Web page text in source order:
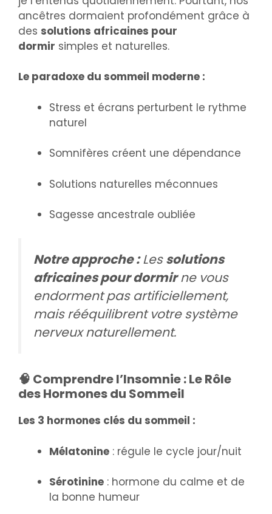
ancêtres dormaient profondément grâce à
des solutions africaines pour
dormir simples et naturelles.
Le paradoxe du sommeil moderne :
Stress et écrans perturbent le rythme
naturel
Somnifères créent une dépendance
Solutions naturelles méconnues
Sagesse ancestrale oubliée
Notre approche :Lessolutions
africaines pour dormirne vous
endorment pas artificiellement,
mais rééquilibrent votre système
nerveux naturellement.
🧠 Comprendre l’Insomnie : Le Rôle
des Hormones du Sommeil
Les 3 hormones clés du sommeil :
Mélatonine : régule le cycle jour/nuit
Sérotinine : hormone du calme et de
la bonne humeur